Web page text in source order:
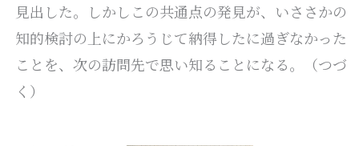
見出した。しかしこの共通点の発見が、いささかの
知的検討の上にかろうじて納得したに過ぎなかった
ことを、次の訪問先で思い知ることになる。（つづ
く）